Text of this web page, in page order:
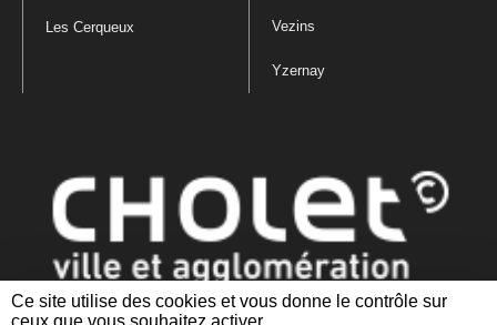
Ce site utilise des cookies et vous donne le contrôle sur
ceux que vous souhaitez activer
Les Cerqueux Vezins
Yzernay